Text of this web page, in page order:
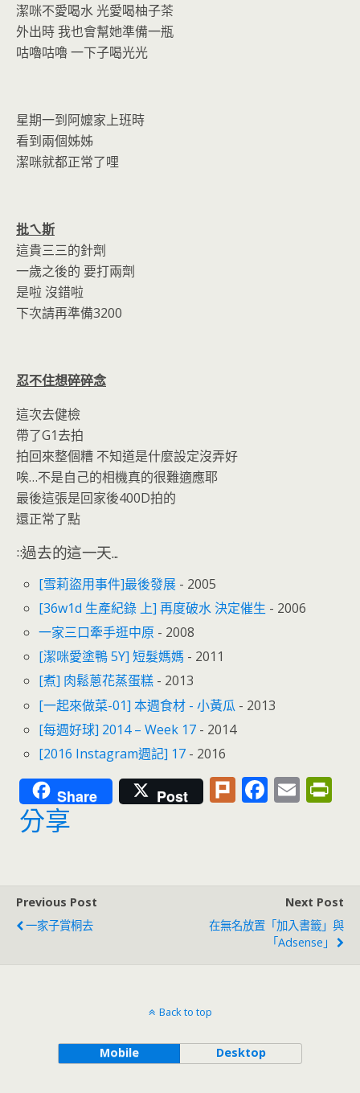
潔咪不愛喝水 光愛喝柚子茶
外出時 我也會幫她準備一瓶
咕嚕咕嚕 一下子喝光光
星期一到阿嬤家上班時
看到兩個姊姊
潔咪就都正常了哩
批ㄟ斯
這貴三三的針劑
一歲之後的 要打兩劑
是啦 沒錯啦
下次請再準備3200
忍不住想碎碎念
這次去健檢
帶了G1去拍
拍回來整個糟 不知道是什麼設定沒弄好
唉…不是自己的相機真的很難適應耶
最後這張是回家後400D拍的
還正常了點
::過去的這一天...
[雪莉盜用事件]最後發展 - 2005
[36w1d 生產紀錄 上] 再度破水 決定催生 - 2006
一家三口牽手逛中原 - 2008
[潔咪愛塗鴨 5Y] 短髮媽媽 - 2011
[煮] 肉鬆蔥花蒸蛋糕 - 2013
[一起來做菜-01] 本週食材 - 小黃瓜 - 2013
[每週好球] 2014 – Week 17 - 2014
[2016 Instagram週記] 17 - 2016
Share Post Pl F
o
k
E
e
n
dl
分享
Previous Post
一家子賞桐去
Next Post
在無名放置「加入書籤」與
「Adsense」
Back to top
Mobile Desktop